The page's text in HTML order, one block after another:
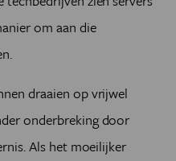
om aan die
draaien op vrijwel
onderbreking door
Als het moeilijker